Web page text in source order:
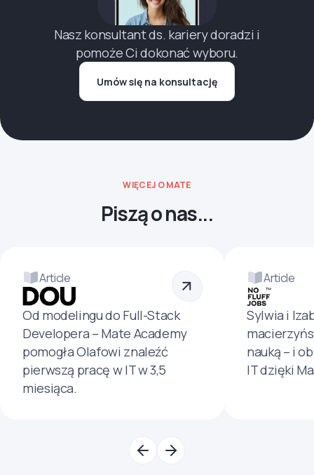
Nasz konsultant ds. kariery doradzi i
pomoże Ci dokonać wyboru.
Umów się na konsultację
WIĘCEJ O MATE
Piszą o nas...
Article
Od modelingu do Full-Stack
Developera – Mate Academy
pomogła Olafowi znaleźć
pierwszą pracę w IT w 3,5
miesiąca.
Article
Sylwia i
nauką – i
IT dzięki